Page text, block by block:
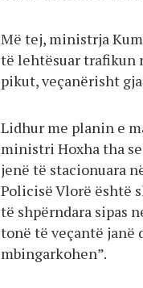
Më tej, ministrja
të lehtësuar trafikun
pikut, veçanërisht
Lidhur me planin e
ministri Hoxha tha
jenë të stacionuara
Policisë Vlorë është
të shpërndara sipas
tonë të veçantë
mbingarkohen”.